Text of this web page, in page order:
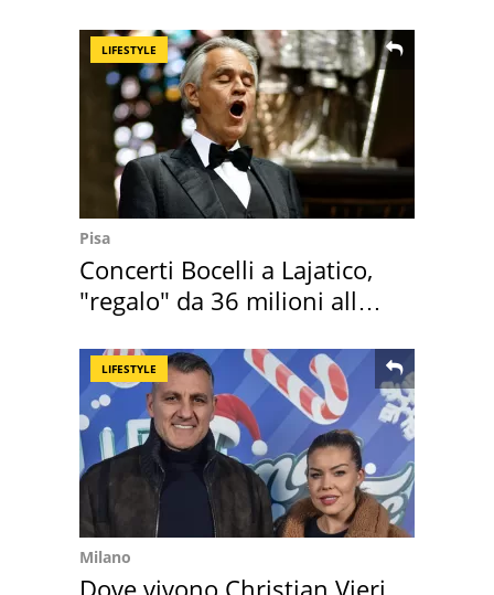
LIFESTYLE
Pisa
Concerti Bocelli a Lajatico,
"regalo" da 36 milioni alla
LIFESTYLE
Milano